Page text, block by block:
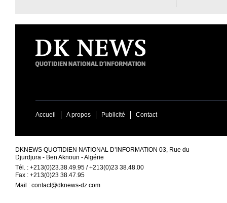
Accueil A propos Publicité Contact
DKNEWS QUOTIDIEN NATIONAL D’INFORMATION 03, Rue du
Djurdjura - Ben Aknoun - Algérie
Tél. : +213(0)23.38.49.95 / +213(0)23 38.48.00
Fax : +213(0)23 38.47.95
Mail : contact@dknews-dz.com